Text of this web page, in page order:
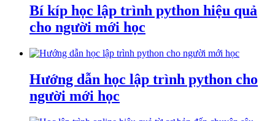
Bí kíp học lập trình python hiệu quả
cho người mới học
Hướng dẫn học lập trình python cho
người mới học